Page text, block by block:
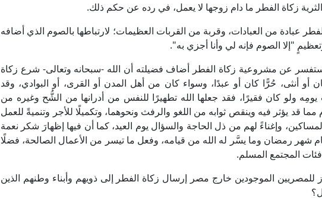
زكاة الفطر ما دام زوجها لا يعمل، في رده عن حكم ذلك.
عبادة من العبادات، وقربة من القربات العظيمات؛ لارتباطها بالصوم الذي أضافه
"إلا الصوم فإنه لي وأنا أجزي به".
عن مشروعية زكاة الفطر أضاف فضيلته أن الله -سبحانه وتعالى- شرع زكاة
أنثى، حُرًّا كان أو عبدًا، وسواء كان من أهل المدن أو القرى، أو البوادي، وقد
ولو كان فقيرًا، فقد جعلها الله تطهيرًا للنفس من أدرانها من الشُّح وغيره من
مما قد يؤثر فيه وينقص ثوابه من اللغو والرفث ونحوهما، وتكميلًا للأجر وتنميةً للعمل
وإغناءً لهم من ذل الحاجة والسؤال يوم العيد، كما أن فيها إظهارَ شكر نعمة
شهر رمضان وما يسَّر له الله من قيامه، وفعل ما تيسر من الأعمال الصالحة، فضلًا
المجتمع المسلم.
الموجودين خارج مصر إرسال زكاة الفطر إلى ذويهم وأبناء وطنهم الذين